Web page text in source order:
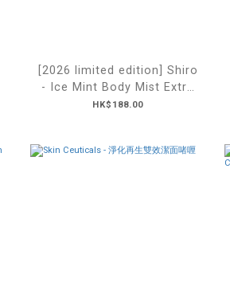
[2026 limited edition] Shiro
- Ice Mint Body Mist Extra
Cool 特強涼感身體噴霧 80mL
HK$188.00